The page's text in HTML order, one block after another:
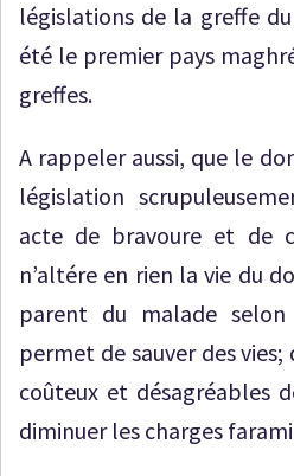
législations de la greffe
été le premier pays
greffes.
A rappeler aussi, que le
législation
acte de bravoure et de
n’altére en rien la vie du
parent du malade
permet de sauver des vies;
coûteux et désagréables
diminuer les charges